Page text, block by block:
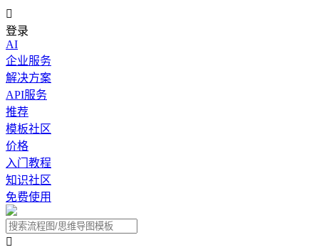

登录
AI
企业服务
解决方案
API服务
推荐
模板社区
价格
入门教程
知识社区
免费使用
